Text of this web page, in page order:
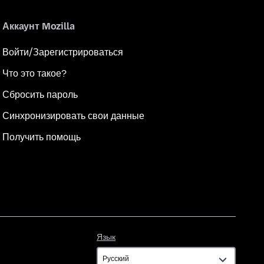
Аккаунт Mozilla
Войти/Зарегистрироваться
Что это такое?
Сбросить пароль
Синхронизировать свои данные
Получить помощь
Язык